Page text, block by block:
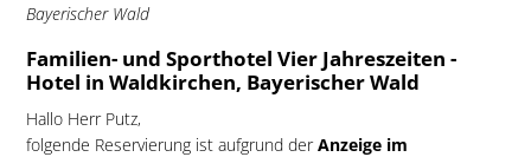
Bayerischer Wald
Familien- und Sporthotel Vier Jahreszeiten -
Hotel in Waldkirchen, Bayerischer Wald
Hallo Herr Putz,
folgende Reservierung ist aufgrund derAnzeige im